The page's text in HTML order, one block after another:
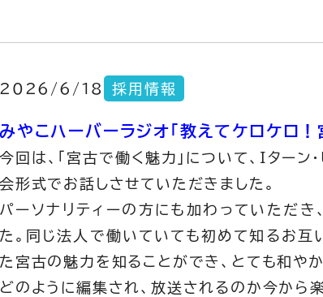
2026/6/18 採用情報
みやこハーバーラジオ「教えてケロケロ
今回は、「宮古で働く魅力」について、Iター
会形式でお話しさせていただきました。
パーソナリティーの方にも加わっていただ
た。同じ法人で働いていても初めて知るお互
た宮古の魅力を知ることができ、とても和や
どのように編集され、放送されるのか今から楽